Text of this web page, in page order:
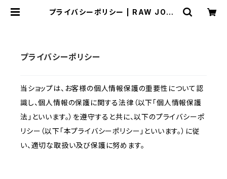
プライバシーポリシー | RAW JOUR
プライバシーポリシー
当ショップは、お客様の個人情報保護の重要性について認
識し、個人情報の保護に関する法律（以下「個人情報保護
法」といいます。）を遵守すると共に、以下のプライバシーポ
リシー（以下「本プライバシーポリシー」といいます。）に従
い、適切な取扱い及び保護に努めます。